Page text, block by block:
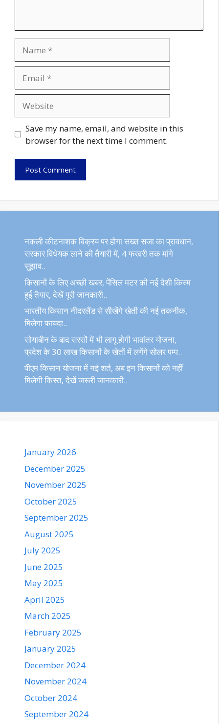
Save my name, email, and website in this
browser for the next time I comment.
नकली कीटनाशक विक्रय पर होगा सख्त सजा का प्रावधान,
सरकार विधेयक लाने की तैयारी में, 4 फरवरी तक मांगे
सुझाव..
किसानों के लिए अच्छी खबर, पेंसिल मटर की नई देशी किस्म
हुई तैयार, देखें पूरी जानकारी..
भारतीय किसान नीदरलैंड से सीखेंगे खेती की नई तकनीक,
मिलेगा फायदा..
सोयाबीन के बाद सरसों में भी लागू होगी भावांतर योजना,
प्रदेश के 30 लाख किसानों के खेतों में लगेंगे सोलर पम्प..
पीएम किसान योजना में नई शर्त, अब इन किसानों को नहीं
मिलेगी किस्त, देखें जरूरी जानकारी..
January 2026
December 2025
November 2025
October 2025
September 2025
August 2025
July 2025
June 2025
May 2025
April 2025
March 2025
February 2025
January 2025
December 2024
November 2024
October 2024
September 2024